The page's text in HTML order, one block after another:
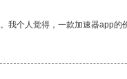
我个人觉得，一款加速器app的